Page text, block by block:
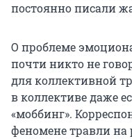
постоянно писали
О проблеме
почти никто не
для коллективной
в коллективе даже
«моббинг».
феномене травли на